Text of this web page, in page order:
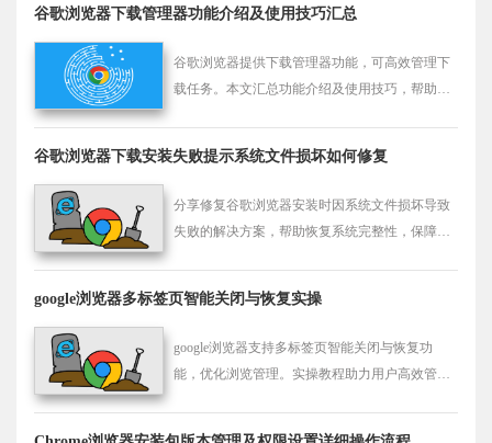
谷歌浏览器下载管理器功能介绍及使用技巧汇总
谷歌浏览器提供下载管理器功能，可高效管理下
载任务。本文汇总功能介绍及使用技巧，帮助用
谷歌浏览器下载安装失败提示系统文件损坏如何修复
分享修复谷歌浏览器安装时因系统文件损坏导致
失败的解决方案，帮助恢复系统完整性，保障安
google浏览器多标签页智能关闭与恢复实操
google浏览器支持多标签页智能关闭与恢复功
能，优化浏览管理。实操教程助力用户高效管理